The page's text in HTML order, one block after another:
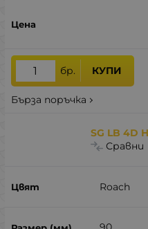
бр. КУПИ
Бърза поръчка
SG LB 4D
Сравни
Roach